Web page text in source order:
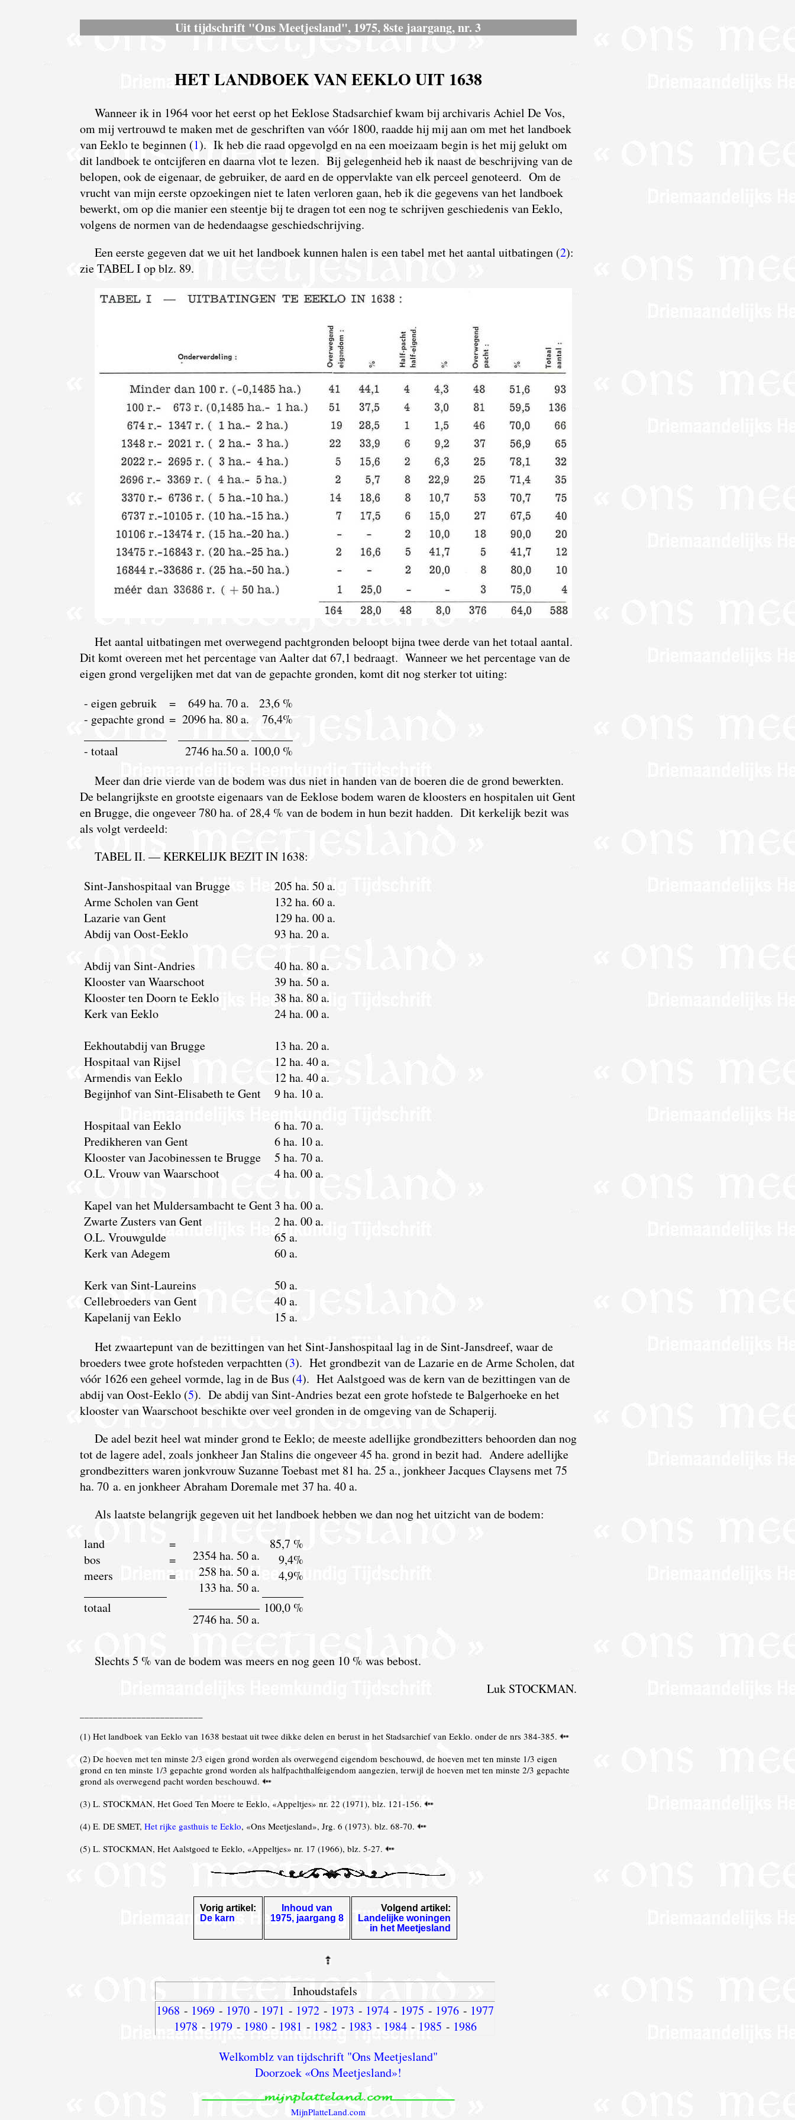
Uit tijdschrift "Ons Meetjesland", 1975, 8ste jaargang, nr. 3
HET LANDBOEK VAN EEKLO UIT 1638
Wanneer ik in 1964 voor het eerst op het Eeklose Stadsarchief kwam bij archivaris Achiel De Vos,
om mij vertrouwd te maken met de geschriften van vóór 1800, raadde hij mij aan om met het landboek
van Eeklo te beginnen (1). Ik heb die raad opgevolgd en na een moeizaam begin is het mij gelukt om
dit landboek te ontcijferen en daarna vlot te lezen. Bij gelegenheid heb ik naast de beschrijving van de
belopen, ook de eigenaar, de gebruiker, de aard en de oppervlakte van elk perceel genoteerd. Om de
vrucht van mijn eerste opzoekingen niet te laten verloren gaan, heb ik die gegevens van het landboek
bewerkt, om op die manier een steentje bij te dragen tot een nog te schrijven geschiedenis van Eeklo,
volgens de normen van de hedendaagse geschiedschrijving.
Een eerste gegeven dat we uit het landboek kunnen halen is een tabel met het aantal uitbatingen (2):
zie TABEL I op blz. 89.
Het aantal uitbatingen met overwegend pachtgronden beloopt bijna twee derde van het totaal aantal.
Dit komt overeen met het percentage van Aalter dat 67,1 bedraagt. Wanneer we het percentage van de
eigen grond vergelijken met dat van de gepachte gronden, komt dit nog sterker tot uiting:
- eigen gebruik
- gepachte grond
- totaal
=
=
649 ha. 70 a.
2096 ha. 80 a.
2746 ha.50 a.
23,6 %
76,4%
100,0 %
Meer dan drie vierde van de bodem was dus niet in handen van de boeren die de grond bewerkten.
De belangrijkste en grootste eigenaars van de Eeklose bodem waren de kloosters en hospitalen uit Gent
en Brugge, die ongeveer 780 ha. of 28,4 % van de bodem in hun bezit hadden. Dit kerkelijk bezit was
als volgt verdeeld:
TABEL II. — KERKELIJK BEZIT IN 1638:
Sint-Janshospitaal van Brugge
Arme Scholen van Gent
Lazarie van Gent
Abdij van Oost-Eeklo
Abdij van Sint-Andries
Klooster van Waarschoot
Klooster ten Doorn te Eeklo
Kerk van Eeklo
Eekhoutabdij van Brugge
Hospitaal van Rijsel
Armendis van Eeklo
Begijnhof van Sint-Elisabeth te Gent
Hospitaal van Eeklo
Predikheren van Gent
Klooster van Jacobinessen te Brugge
O.L. Vrouw van Waarschoot
Kapel van het Muldersambacht te Gent
Zwarte Zusters van Gent
O.L. Vrouwgulde
Kerk van Adegem
Kerk van Sint-Laureins
Cellebroeders van Gent
Kapelanij van Eeklo
205 ha. 50 a.
132 ha. 60 a.
129 ha. 00 a.
93 ha. 20 a.
40 ha. 80 a.
39 ha. 50 a.
38 ha. 80 a.
24 ha. 00 a.
13 ha. 20 a.
12 ha. 40 a.
12 ha. 40 a.
9 ha. 10 a.
6 ha. 70 a.
6 ha. 10 a.
5 ha. 70 a.
4 ha. 00 a.
3 ha. 00 a.
2 ha. 00 a.
65 a.
60 a.
50 a.
40 a.
15 a.
Het zwaartepunt van de bezittingen van het Sint-Janshospitaal lag in de Sint-Jansdreef, waar de
broeders twee grote hofsteden verpachtten (3). Het grondbezit van de Lazarie en de Arme Scholen, dat
vóór 1626 een geheel vormde, lag in de Bus (4). Het Aalstgoed was de kern van de bezittingen van de
abdij van Oost-Eeklo (5). De abdij van Sint-Andries bezat een grote hofstede te Balgerhoeke en het
klooster van Waarschoot beschikte over veel gronden in de omgeving van de Schaperij.
De adel bezit heel wat minder grond te Eeklo; de meeste adellijke grondbezitters behoorden dan nog
tot de lagere adel, zoals jonkheer Jan Stalins die ongeveer 45 ha. grond in bezit had. Andere adellijke
grondbezitters waren jonkvrouw Suzanne Toebast met 81 ha. 25 a., jonkheer Jacques Claysens met 75
ha. 70 a. en jonkheer Abraham Doremale met 37 ha. 40 a.
Als laatste belangrijk gegeven uit het landboek hebben we dan nog het uitzicht van de bodem:
land
bos
meers
totaal
=
=
=
2354 ha. 50 a.
258 ha. 50 a.
133 ha. 50 a.
2746 ha. 50 a.
85,7 %
9,4%
4,9%
100,0 %
Slechts 5 % van de bodem was meers en nog geen 10 % was bebost.
Luk STOCKMAN.
(1) Het landboek van Eeklo van 1638 bestaat uit twee dikke delen en berust in het Stadsarchief van Eeklo. onder de nrs 384-385.
(2) De hoeven met ten minste 2/3 eigen grond worden als overwegend eigendom beschouwd, de hoeven met ten minste 1/3 eigen
grond en ten minste 1/3 gepachte grond worden als halfpachthalfeigendom aangezien, terwijl de hoeven met ten minste 2/3 gepachte
grond als overwegend pacht worden beschouwd.
(3) L. STOCKMAN, Het Goed Ten Moere te Eeklo, «Appeltjes» nr. 22 (1971), blz. 121-156.
(4) E. DE SMET, Het rijke gasthuis te Eeklo, «Ons Meetjesland», Jrg. 6 (1973). blz. 68-70.
(5) L. STOCKMAN, Het Aalstgoed te Eeklo, «Appeltjes» nr. 17 (1966), blz. 5-27.
Vorig artikel:
De karn
Inhoud van
1975, jaargang 8
Volgend artikel:
Landelijke woningen
in het Meetjesland
Inhoudstafels
1968 - 1969 - 1970 - 1971 - 1972 - 1973 - 1974 - 1975 - 1976 - 1977
1978 - 1979- 1980- 1981 - 1982- 1983 - 1984- 1985 - 1986
Welkomblz van tijdschrift "Ons Meetjesland"
Doorzoek «Ons Meetjesland»!
MijnPlatteLand.com